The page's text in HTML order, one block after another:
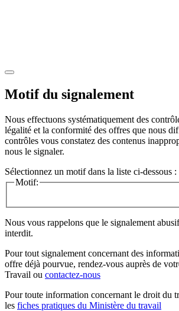
Motif du signalement
Nous effectuons systématiquement des
légalité et la conformité des offres que nous
contrôles vous constatez des contenus
nous le signaler.
Sélectionnez un motif dans la liste ci-dessous :
Motif:
Nous vous rappelons que le signalement
interdit.
Pour tout signalement concernant des
offre déjà pourvue, rendez-vous auprès de
Travail ou contactez-nous
Pour toute information concernant le droit du
les fiches pratiques du Ministère du travail